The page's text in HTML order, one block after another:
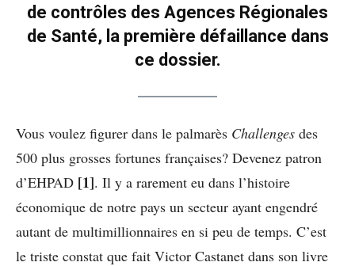
de contrôles des Agences Régionales
de Santé, la première défaillance dans
ce dossier.
Vous voulez figurer dans le palmarès Challenges des
500 plus grosses fortunes françaises? Devenez patron
d’EHPAD [1]. Il y a rarement eu dans l’histoire
économique de notre pays un secteur ayant engendré
autant de multimillionnaires en si peu de temps. C’est
le triste constat que fait Victor Castanet dans son livre